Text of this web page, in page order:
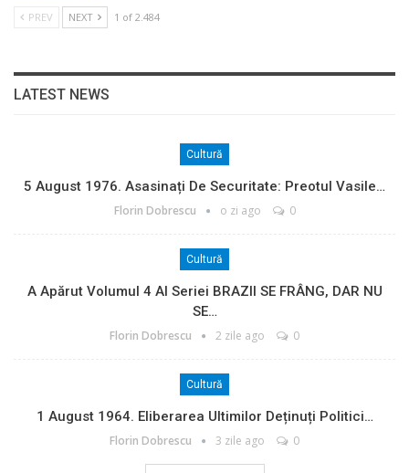
PREV NEXT 1 of 2.484
LATEST NEWS
Cultură
5 August 1976. Asasinați De Securitate: Preotul Vasile…
Florin Dobrescu o zi ago 0
Cultură
A Apărut Volumul 4 Al Seriei BRAZII SE FRÂNG, DAR NU
SE…
Florin Dobrescu 2 zile ago 0
Cultură
1 August 1964. Eliberarea Ultimilor Deținuți Politici…
Florin Dobrescu 3 zile ago 0